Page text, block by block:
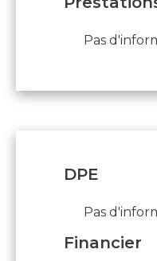
Pas
DPE
Pas
Financier